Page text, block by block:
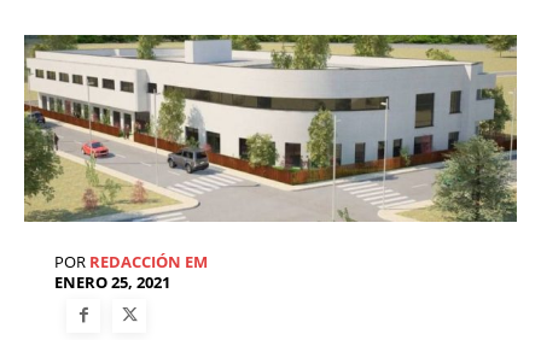
POR REDACCIÓN EM
ENERO 25, 2021